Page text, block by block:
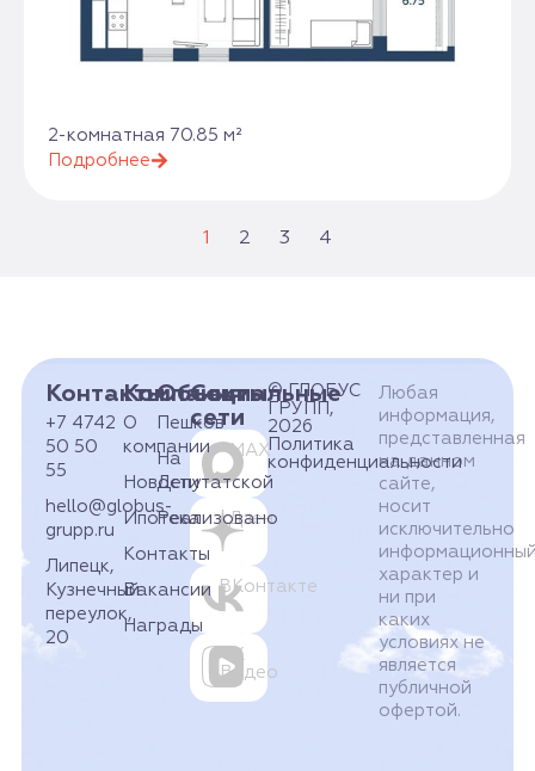
2-комнатная 70.85 м²
Подробнее
1 2 3 4
Контакты
+7 4742
50 50
55
hello@globus-
grupp.ru
Липецк,
Кузнечный
переулок,
20
Компания
О
компании
Новости
Ипотека
Контакты
Вакансии
Награды
Объекты
Пешков
На
Депутатской
Реализовано
Социальные
сети
MAX
Дзен
ВКонтакте
VK
Видео
© ГЛОБУС
ГРУПП,
2026
Политика
конфиденциальности
Любая
информация,
представленная
на данном
сайте,
носит
исключительно
характер и
ни при
каких
условиях не
является
публичной
офертой.